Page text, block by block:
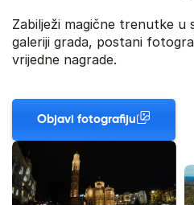
Zabilježi magične trenutke u
galeriji grada, postani
vrijedne nagrade.
Objavi fotografiju